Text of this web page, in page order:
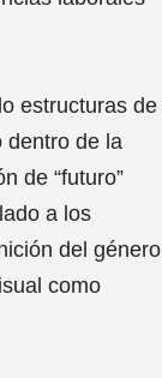
estructuras de
dentro de la
de “futuro”
a los
del género
como